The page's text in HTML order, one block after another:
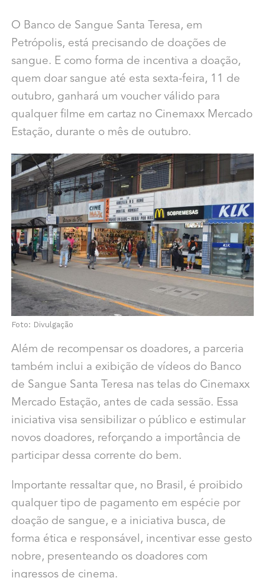
O Banco de Sangue Santa Teresa, em
Petrópolis, está precisando de doações de
sangue. E como forma de incentiva a doação,
quem doar sangue até esta sexta-feira, 11 de
outubro, ganhará um voucher válido para
qualquer filme em cartaz no Cinemaxx Mercado
Estação, durante o mês de outubro.
Foto: Divulgação
Além de recompensar os doadores, a parceria
também inclui a exibição de vídeos do Banco
de Sangue Santa Teresa nas telas do Cinemaxx
Mercado Estação, antes de cada sessão. Essa
iniciativa visa sensibilizar o público e estimular
novos doadores, reforçando a importância de
participar dessa corrente do bem.
Importante ressaltar que, no Brasil, é proibido
qualquer tipo de pagamento em espécie por
doação de sangue, e a iniciativa busca, de
forma ética e responsável, incentivar esse gesto
nobre, presenteando os doadores com
ingressos de cinema.